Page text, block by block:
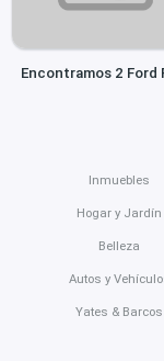
Encontramos 2 Ford
Inmuebles
Hogar y Jardín
Belleza
Autos y
Yates & Barcos